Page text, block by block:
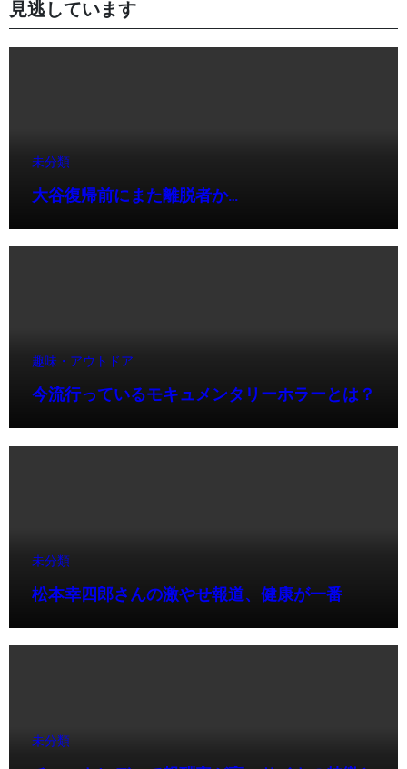
見逃しています
未分類
大谷復帰前にまた離脱者か…
趣味・アウトドア
今流行っているモキュメンタリーホラーとは？
未分類
松本幸四郎さんの激やせ報道、健康が一番
未分類